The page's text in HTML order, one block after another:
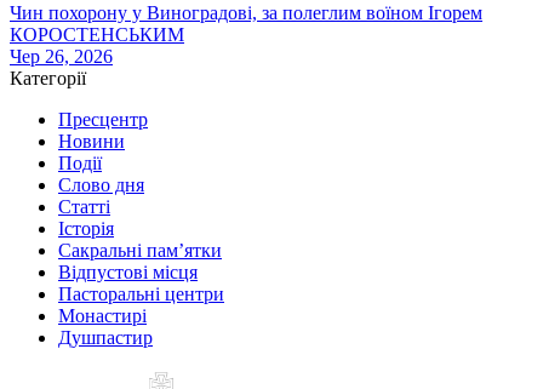
Чин похорону у Виноградові, за полеглим воїном Ігорем
КОРОСТЕНСЬКИМ
Чер 26, 2026
Категорії
Пресцентр
Новини
Події
Слово дня
Статті
Історія
Сакральні пам’ятки
Відпустові місця
Пасторальні центри
Монастирі
Душпастир